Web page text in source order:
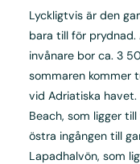
Lyckligtvis är den
bara till för
invånare bor ca. 3
sommaren kommer
vid Adriatiska
Beach, som ligger
östra ingången till
Lapadhalvön, som